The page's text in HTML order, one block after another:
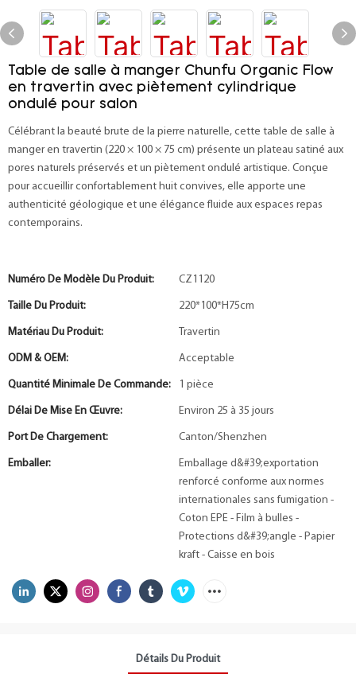
Table de salle à manger Chunfu Organic Flow
en travertin avec piètement cylindrique
ondulé pour salon
Célébrant la beauté brute de la pierre naturelle, cette table de salle à
manger en travertin (220 × 100 × 75 cm) présente un plateau satiné aux
pores naturels préservés et un piètement ondulé artistique. Conçue
pour accueillir confortablement huit convives, elle apporte une
authenticité géologique et une élégance fluide aux espaces repas
contemporains.
Numéro De Modèle Du Produit: CZ1120
Taille Du Produit: 220*100*H75cm
Matériau Du Produit: Travertin
ODM & OEM: Acceptable
Quantité Minimale De Commande: 1 pièce
Délai De Mise En Œuvre: Environ 25 à 35 jours
Port De Chargement: Canton/Shenzhen
Emballer:
Emballage d&#39;exportation
renforcé conforme aux normes
internationales sans fumigation -
Coton EPE - Film à bulles -
Protections d&#39;angle - Papier
kraft - Caisse en bois
Détails Du Produit